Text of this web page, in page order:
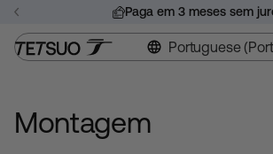
Saltar
conteúdo
Pausar
de
Paga em 3 meses sem
Portuguese
Montagem